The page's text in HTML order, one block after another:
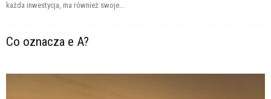
każda inwestycja, ma również swoje...
Co oznacza e A?